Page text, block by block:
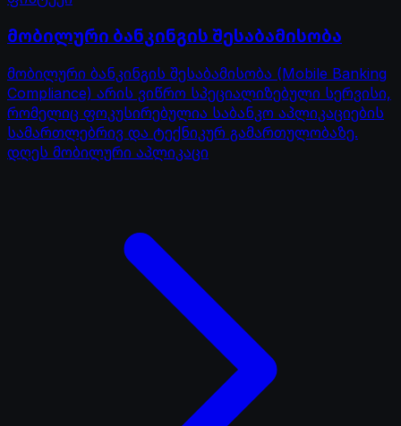
მობილური ბანკინგის შესაბამისობა
მობილური ბანკინგის შესაბამისობა (Mobile Banking
Compliance) არის ვიწრო სპეციალიზებული სერვისი,
რომელიც ფოკუსირებულია საბანკო აპლიკაციების
სამართლებრივ და ტექნიკურ გამართულობაზე.
დღეს მობილური აპლიკაცი